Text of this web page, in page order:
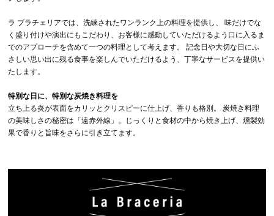
ラ ブラチェリアでは、洗練されたワンランク上の料理を提供し、 味だけでな
く盛り付けや演出にもこだわり、お客様に感動していただけるよう口に入るま
でのアプローチを含めて一つの料理として考えます。 記念日や大切な日にふ
さしい思い出に残る食事を楽しんでいただけるよう、丁寧なサービスを提供い
たします。
特別な日に、特別な炭焼き料理を
立ち上る炎が表面をカリッとクリスピーに仕上げ、香りも格別。 炭焼き料理
の美味しさの秘密は「遠赤外線」。じっくりと食材の中から焼き上げ、燻製効
果で香りと旨味をさらに引き立てます。